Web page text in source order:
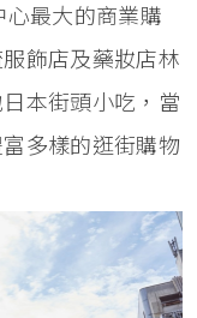
最大的商業購
飾店及藥妝店林
本街頭小吃，當
多樣的逛街購物